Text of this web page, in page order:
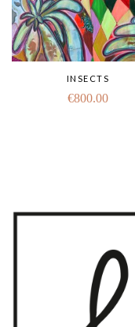
INSECTS
€800.00